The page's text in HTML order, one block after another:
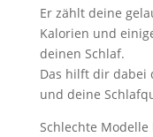
Er zählt deine
Kalorien und
deinen Schlaf.
Das hilft dir dabei
und deine
Schlechte